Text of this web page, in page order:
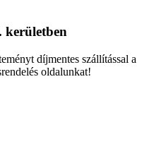
kerületben
díjmentes szállítással a
oldalunkat!